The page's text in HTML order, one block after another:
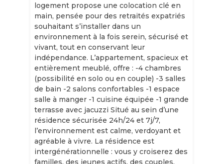
logement propose une colocation clé en
main, pensée pour des retraités expatriés
souhaitant s’installer dans un
environnement à la fois serein, sécurisé et
vivant, tout en conservant leur
indépendance. L’appartement, spacieux et
entièrement meublé, offre : -4 chambres
(possibilité en solo ou en couple) -3 salles
de bain -2 salons confortables -1 espace
salle à manger -1 cuisine équipée -1 grande
terrasse avec jacuzzi Situé au sein d’une
résidence sécurisée 24h/24 et 7j/7,
l’environnement est calme, verdoyant et
agréable à vivre. La résidence est
intergénérationnelle : vous y croiserez des
familles, des jeunes actifs, des couples,